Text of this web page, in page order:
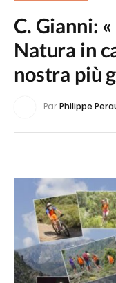
C. Gianni:
Natura in
nostra più
ParPhilippe